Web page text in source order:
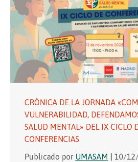
CRÓNICA DE LA JORNADA
VULNERABILIDAD,
SALUD MENTAL» DEL IX CICLO
CONFERENCIAS
Publicado por UMASAM | 10/